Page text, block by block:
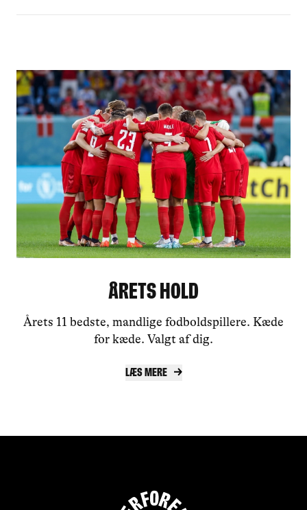
Årets Hold
Årets 11 bedste, mandlige fodboldspillere. Kæde
for kæde. Valgt af dig.
Læs mere